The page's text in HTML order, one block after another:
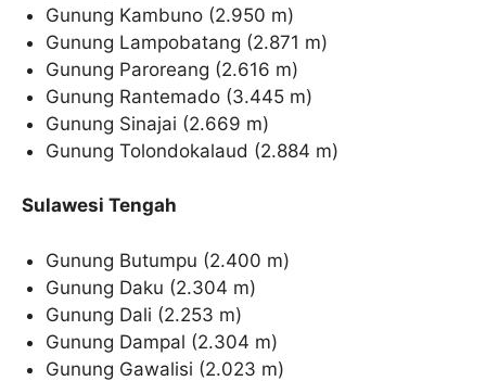
Gunung Kambuno (2.950 m)
Gunung Lampobatang (2.871 m)
Gunung Paroreang (2.616 m)
Gunung Rantemado (3.445 m)
Gunung Sinajai (2.669 m)
Gunung Tolondokalaud (2.884 m)
Sulawesi Tengah
Gunung Butumpu (2.400 m)
Gunung Daku (2.304 m)
Gunung Dali (2.253 m)
Gunung Dampal (2.304 m)
Gunung Gawalisi (2.023 m)